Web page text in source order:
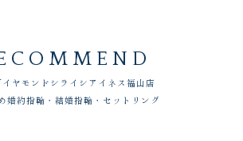
イヤモンドシライシ アイネス福山店
婚約指輪・結婚指輪・セットリング